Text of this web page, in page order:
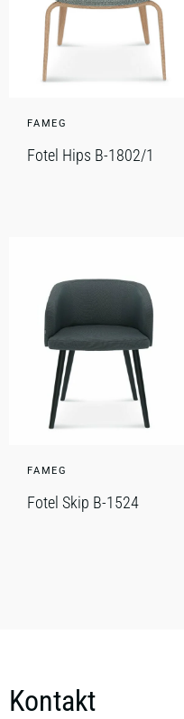
FAMEG
Fotel Hips B-1802/1
FAMEG
Fotel Skip B-1524
Kontakt